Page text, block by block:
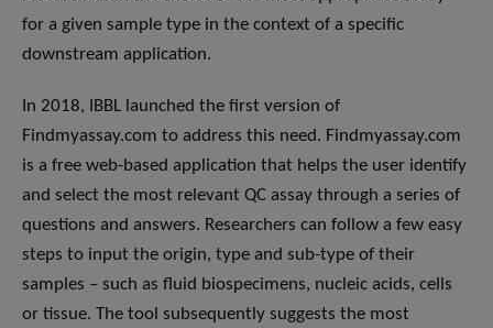
for a given sample type in the context of a specific
downstream application.
In 2018, IBBL launched the first version of
Findmyassay.com to address this need. Findmyassay.com
is a free web-based application that helps the user identify
and select the most relevant QC assay through a series of
questions and answers. Researchers can follow a few easy
steps to input the origin, type and sub-type of their
samples – such as fluid biospecimens, nucleic acids, cells
or tissue. The tool subsequently suggests the most